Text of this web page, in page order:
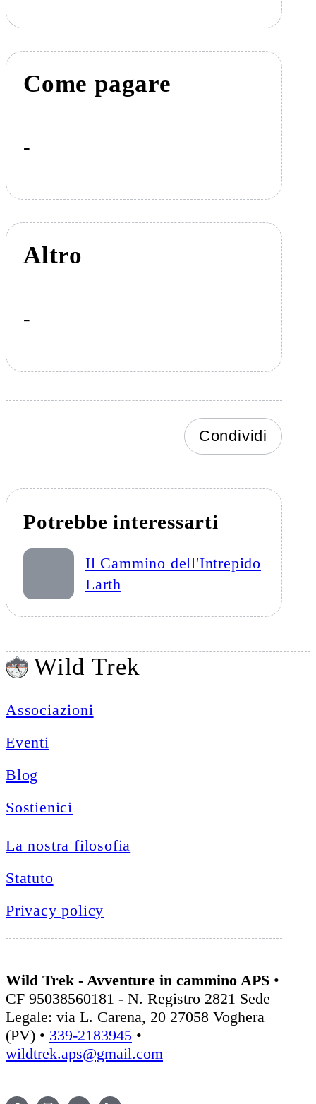
Come pagare
-
Altro
-
Condividi
Potrebbe interessarti
Il Cammino dell'Intrepido
Larth
Wild Trek
Associazioni
Eventi
Blog
Sostienici
La nostra filosofia
Statuto
Privacy policy
Wild Trek - Avventure in cammino APS •
CF 95038560181 - N. Registro 2821 Sede
Legale: via L. Carena, 20 27058 Voghera
(PV) • 339-2183945 •
wildtrek.aps@gmail.com